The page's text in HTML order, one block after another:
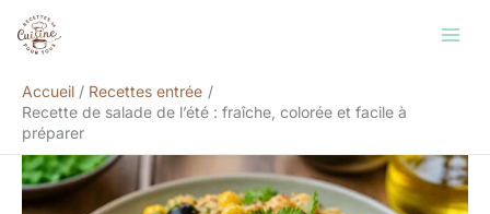
Accueil
Recettes entrée
Recette de salade de l’été : fraîche, colorée et facile à
préparer
Rechercher